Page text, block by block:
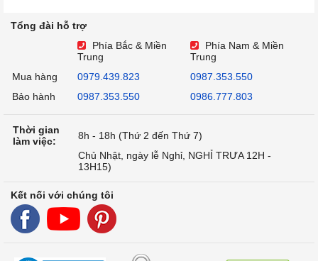
Tổng đài hỗ trợ
Phía Bắc & Miền
Trung
Phía Nam & Miền
Trung
Mua hàng
0979.439.823
0987.353.550
Bảo hành
0987.353.550 0986.777.803
Thời gian
làm việc:
8h - 18h (Thứ 2 đến Thứ 7)
Chủ Nhật, ngày lễ Nghỉ, NGHỈ TRƯA 12H -
13H15)
Kết nối với chúng tôi